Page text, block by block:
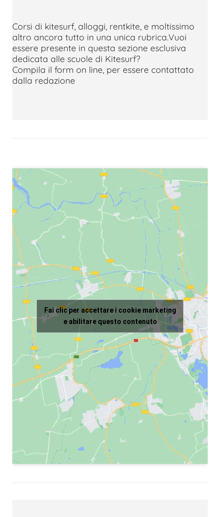
Corsi di kitesurf, alloggi, rentkite, e moltissimo
altro ancora tutto in una unica rubrica.Vuoi
essere presente in questa sezione esclusiva
dedicata alle scuole di Kitesurf?
Compila il form on line, per essere contattato
dalla redazione
Fai clic per accettare i cookie marketing
e abilitare questo contenuto